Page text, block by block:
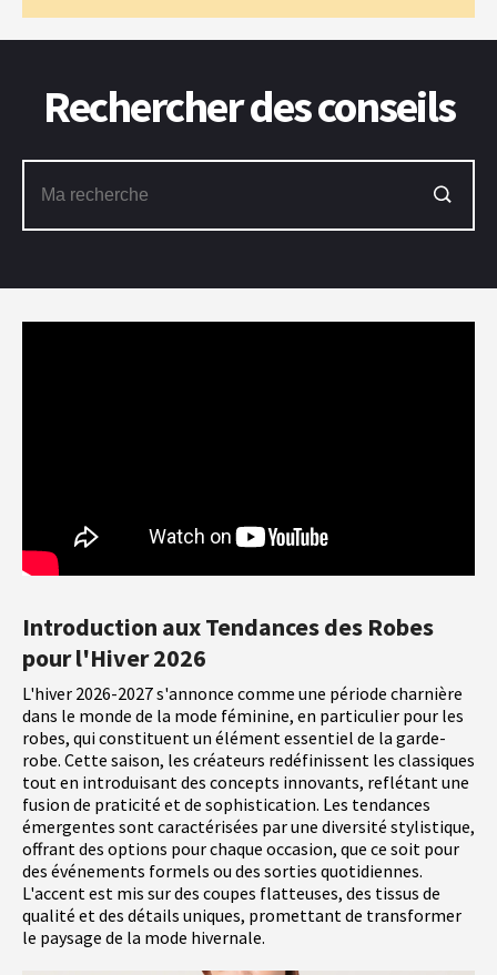
Introduction aux Tendances des Robes
pour l'Hiver 2026
L'hiver 2026-2027 s'annonce comme une période charnière
dans le monde de la mode féminine, en particulier pour les
robes, qui constituent un élément essentiel de la garde-
robe. Cette saison, les créateurs redéfinissent les classiques
tout en introduisant des concepts innovants, reflétant une
fusion de praticité et de sophistication. Les tendances
émergentes sont caractérisées par une diversité stylistique,
offrant des options pour chaque occasion, que ce soit pour
des événements formels ou des sorties quotidiennes.
L'accent est mis sur des coupes flatteuses, des tissus de
qualité et des détails uniques, promettant de transformer
le paysage de la mode hivernale.
Rechercher des conseils